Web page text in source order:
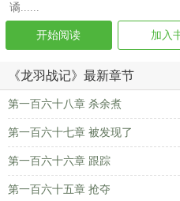
谲......
开始阅读 加入
《龙羽战记》最新章节
第一百六十八章 杀余煮
第一百六十七章 被发现了
第一百六十六章 跟踪
第一百六十五章 抢夺